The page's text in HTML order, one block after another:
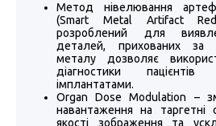
Метод нівелювання
(Smart Metal Artifact
розроблений для
деталей, прихованих за
металу дозволяє
діагностики
імплантатами.
Organ Dose Modulation –
навантаження на таргетні
якості зображення та